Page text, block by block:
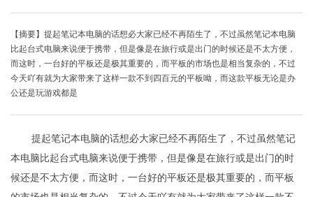
【摘要】提起笔记本电脑的话想必大家已经不再陌生了，不过虽然笔记本电脑
比起台式电脑来说便于携带，但是像是在旅行或是出门的时候还是不太方便，
而这时，一台好的平板还是极其重要的，而平板的市场也是相当复杂的，不过
今天吖有就为大家带来了这样一款不到四百元的平板呦，而这款平板无论是办
公还是玩游戏都是
提起笔记本电脑的话想必大家已经不再陌生了，不过虽然笔记
本电脑比起台式电脑来说便于携带，但是像是在旅行或是出门的时
候还是不太方便，而这时，一台好的平板还是极其重要的，而平板